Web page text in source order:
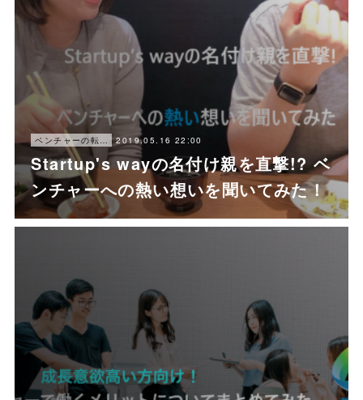
ベンチャーの転職ノウハウ 2019.05.16 22:00
Startup's wayの名付け親を直撃!? ベ
ンチャーへの熱い想いを聞いてみた！